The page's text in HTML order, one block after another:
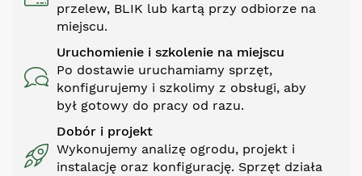
przelew, BLIK lub kartą przy odbiorze na
miejscu.
Uruchomienie i szkolenie na miejscu
Po dostawie uruchamiamy sprzęt,
konfigurujemy i szkolimy z obsługi, aby
był gotowy do pracy od razu.
Dobór i projekt
Wykonujemy analizę ogrodu, projekt i
instalację oraz konfigurację. Sprzęt działa